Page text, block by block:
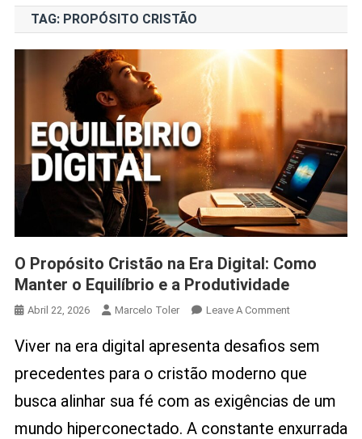
TAG: PROPÓSITO CRISTÃO
O Propósito Cristão na Era Digital: Como
Manter o Equilíbrio e a Produtividade
Abril 22, 2026 Marcelo Toler Leave A CommentOn
Propósito
Na
Era
Viver na era digital apresenta desafios sem
precedentes para o cristão moderno que
busca alinhar sua fé com as exigências de um
mundo hiperconectado. A constante enxurrada